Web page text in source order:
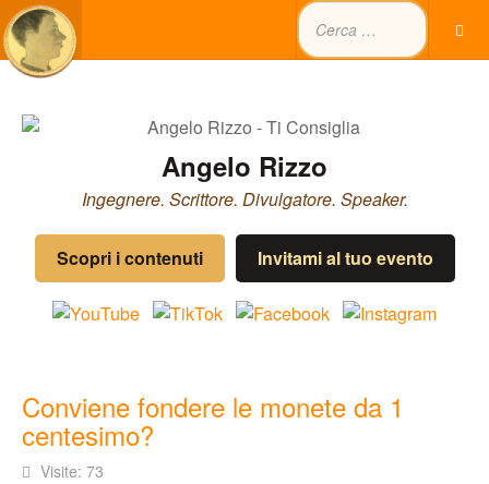
Angelo Rizzo
Ingegnere. Scrittore. Divulgatore. Speaker.
Scopri i contenuti Invitami al tuo evento
Conviene fondere le monete da 1
centesimo?
Visite: 73